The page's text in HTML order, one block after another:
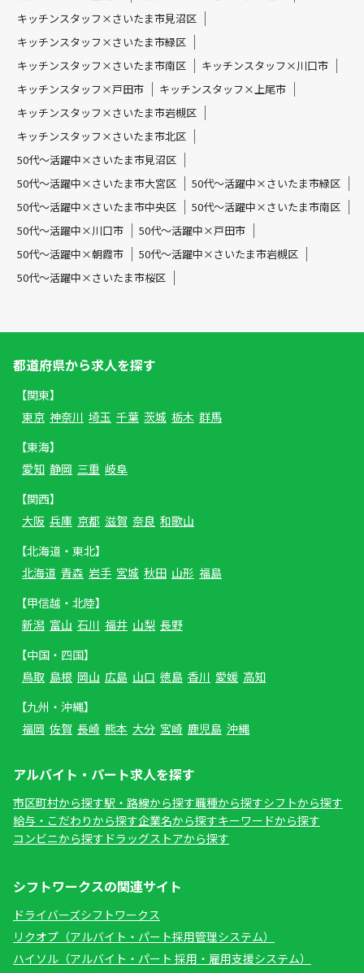
キッチンスタッフ×さいたま市見沼区
キッチンスタッフ×さいたま市緑区
キッチンスタッフ×さいたま市南区
キッチンスタッフ×川口市
キッチンスタッフ×戸田市
キッチンスタッフ×上尾市
キッチンスタッフ×さいたま市岩槻区
キッチンスタッフ×さいたま市北区
50代～活躍中×さいたま市見沼区
50代～活躍中×さいたま市大宮区
50代～活躍中×さいたま市緑区
50代～活躍中×さいたま市中央区
50代～活躍中×さいたま市南区
50代～活躍中×川口市
50代～活躍中×戸田市
50代～活躍中×朝霞市
50代～活躍中×さいたま市岩槻区
50代～活躍中×さいたま市桜区
都道府県から求人を探す
【関東】
東京 神奈川 埼玉 千葉 茨城 栃木 群馬
【東海】
愛知 静岡 三重 岐阜
【関西】
大阪 兵庫 京都 滋賀 奈良 和歌山
【北海道・東北】
北海道 青森 岩手 宮城 秋田 山形 福島
【甲信越・北陸】
新潟 富山 石川 福井 山梨 長野
【中国・四国】
鳥取 島根 岡山 広島 山口 徳島 香川 愛媛 高知
【九州・沖縄】
福岡 佐賀 長崎 熊本 大分 宮崎 鹿児島 沖縄
アルバイト・パート求人を探す
市区町村から探す駅・路線から探す職種から探すシフトから探す
給与・こだわりから探す企業名から探すキーワードから探す
コンビニから探す ドラッグストアから探す
シフトワークスの関連サイト
ドライバーズシフトワークス
リクオプ（アルバイト・パート採用管理システム）
ハイソル（アルバイト・パート 採用・雇用支援システム）